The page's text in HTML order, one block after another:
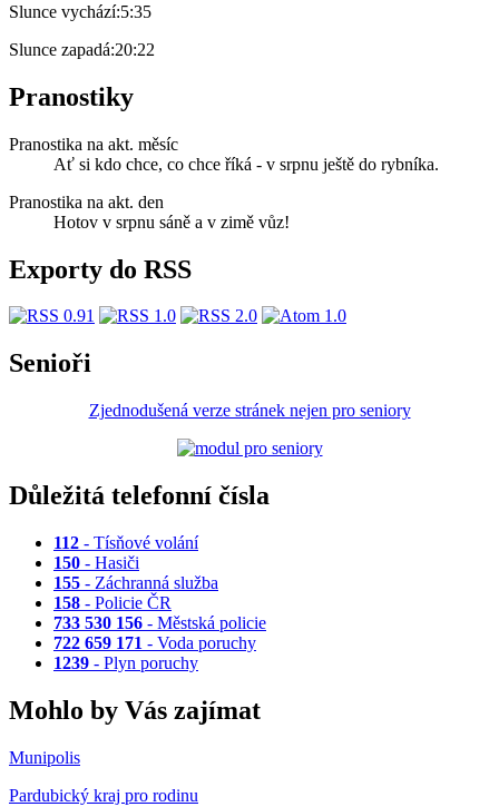
Slunce vychází:5:35
Slunce zapadá:20:22
Pranostiky
Pranostika na akt. měsíc
Ať si kdo chce, co chce říká - v srpnu ještě do rybníka.
Pranostika na akt. den
Hotov v srpnu sáně a v zimě vůz!
Exporty do RSS
Senioři
Zjednodušená verze stránek nejen pro seniory
Důležitá telefonní čísla
112 - Tísňové volání
150 - Hasiči
155 - Záchranná služba
158 - Policie ČR
733 530 156 - Městská policie
722 659 171 - Voda poruchy
1239 - Plyn poruchy
Mohlo by Vás zajímat
Munipolis
Pardubický kraj pro rodinu